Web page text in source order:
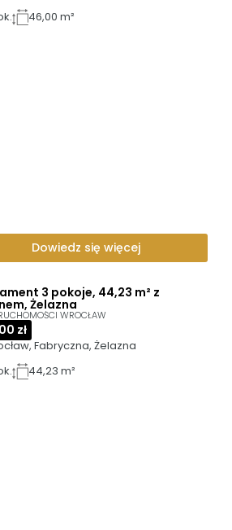
46,00 m²
Dowiedz się więcej
3 pokoje, 44,23 m² z
Żelazna
WROCŁAW
zł
Fabryczna, Żelazna
44,23 m²